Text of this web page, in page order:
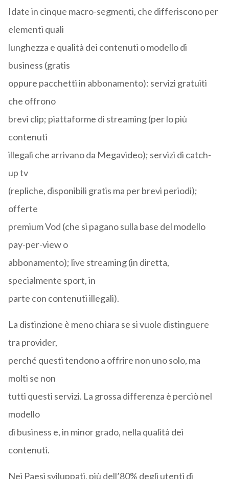
Idate in cinque macro-segmenti, che differiscono per
elementi quali
lunghezza e qualità dei contenuti o modello di
business (gratis
oppure pacchetti in abbonamento): servizi gratuiti
che offrono
brevi clip; piattaforme di streaming (per lo più
contenuti
illegali che arrivano da Megavideo); servizi di catch-
up tv
(repliche, disponibili gratis ma per brevi periodi);
offerte
premium Vod (che si pagano sulla base del modello
pay-per-view o
abbonamento); live streaming (in diretta,
specialmente sport, in
parte con contenuti illegali).
La distinzione è meno chiara se si vuole distinguere
tra provider,
perché questi tendono a offrire non uno solo, ma
molti se non
tutti questi servizi. La grossa differenza è perciò nel
modello
di business e, in minor grado, nella qualità dei
contenuti.
Nei Paesi sviluppati, più dell’80% degli utenti di